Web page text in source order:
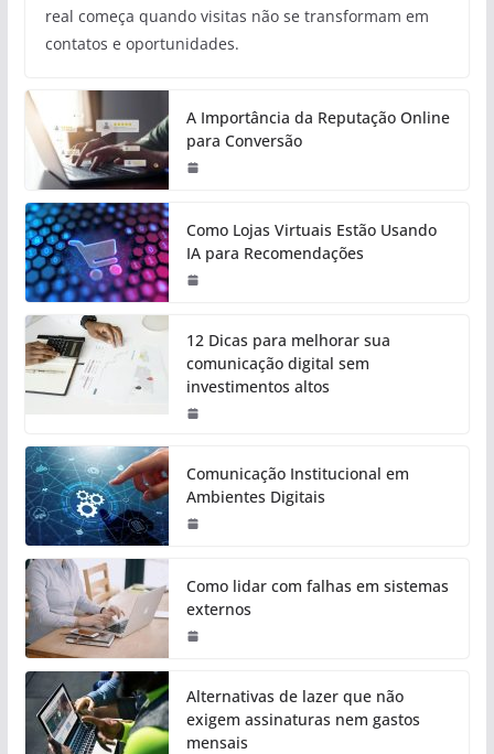
real começa quando visitas não se transformam em
contatos e oportunidades.
A Importância da Reputação Online
para Conversão
Como Lojas Virtuais Estão Usando
IA para Recomendações
12 Dicas para melhorar sua
comunicação digital sem
investimentos altos
Comunicação Institucional em
Ambientes Digitais
Como lidar com falhas em sistemas
externos
Alternativas de lazer que não
exigem assinaturas nem gastos
mensais